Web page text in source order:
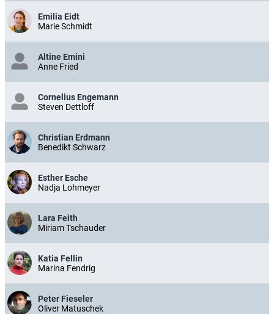
Emilia Eidt
Marie Schmidt
Altine Emini
Anne Fried
Cornelius Engemann
Steven Dettloff
Christian Erdmann
Benedikt Schwarz
Esther Esche
Nadja Lohmeyer
Lara Feith
Miriam Tschauder
Katia Fellin
Marina Fendrig
Peter Fieseler
Oliver Matuschek